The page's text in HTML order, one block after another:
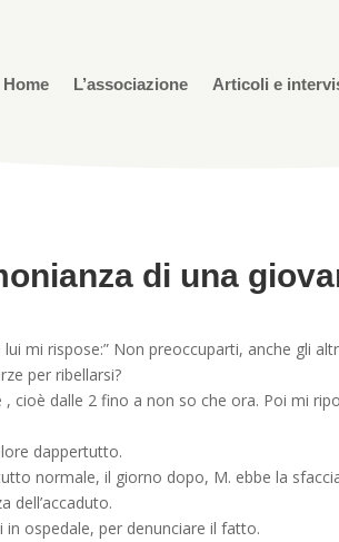
Home L’associazione Articoli e
di una
mi rispose:” Non preoccuparti, anche gli
per ribellarsi?
dalle 2 fino a non so che ora. Poi mi
dappertutto.
normale, il giorno dopo, M. ebbe la
dell’accaduto.
ospedale, per denunciare il fatto.